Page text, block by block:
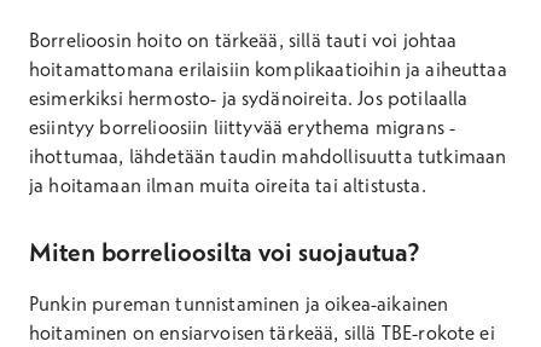
Borrelioosin hoito on tärkeää, sillä tauti voi johtaa
hoitamattomana erilaisiin komplikaatioihin ja aiheuttaa
esimerkiksi hermosto- ja sydänoireita. Jos potilaalla
esiintyy borrelioosiin liittyvää erythema migrans -
ihottumaa, lähdetään taudin mahdollisuutta tutkimaan
ja hoitamaan ilman muita oireita tai altistusta.
Miten borrelioosilta voi suojautua?
Punkin pureman tunnistaminen ja oikea-aikainen
hoitaminen on ensiarvoisen tärkeää, sillä TBE-rokote ei